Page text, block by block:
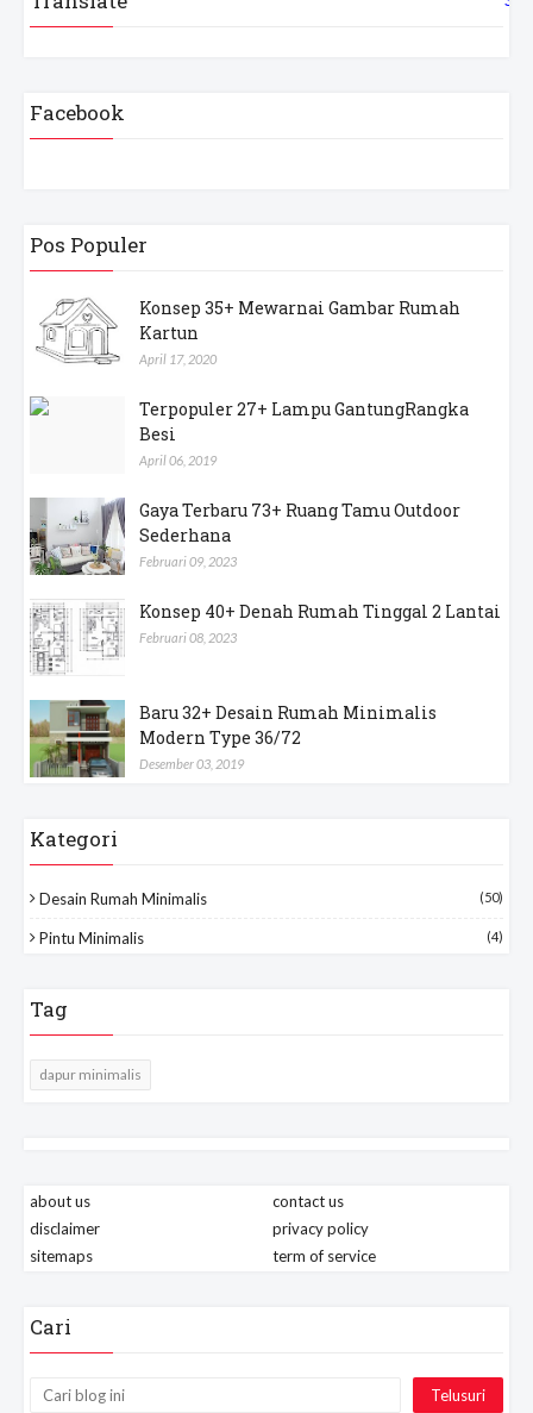
Facebook
Pos Populer
Konsep 35+ Mewarnai Gambar Rumah
Kartun
April 17, 2020
Terpopuler 27+ Lampu GantungRangka
Besi
April 06, 2019
Gaya Terbaru 73+ Ruang Tamu Outdoor
Sederhana
Februari 09, 2023
Konsep 40+ Denah Rumah Tinggal 2 Lantai
Februari 08, 2023
Baru 32+ Desain Rumah Minimalis
Modern Type 36/72
Desember 03, 2019
Kategori
Desain Rumah Minimalis (50)
Pintu Minimalis (4)
Tag
dapur minimalis
about us
contact us
disclaimer
privacy policy
sitemaps
term of service
Cari